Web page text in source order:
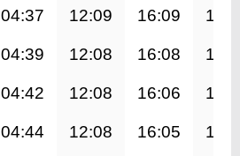
04:37 12:09 16:09
04:39 12:08 16:08
04:42 12:08 16:06
04:44 12:08 16:05